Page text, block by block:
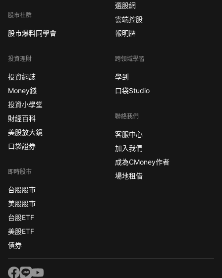
股市社群
股市爆料同學會
投資理財
投資網誌
Money錢
投資小學堂
財經百科
美股放大鏡
口袋證券
即時股市
台股股市
美股股市
台股ETF
美股ETF
債券
選股網
雲端控股
報明牌
跨領域學習
學到
口袋Studio
聯絡我們
客服中心
加入我們
成為CMoney作者
場地租借